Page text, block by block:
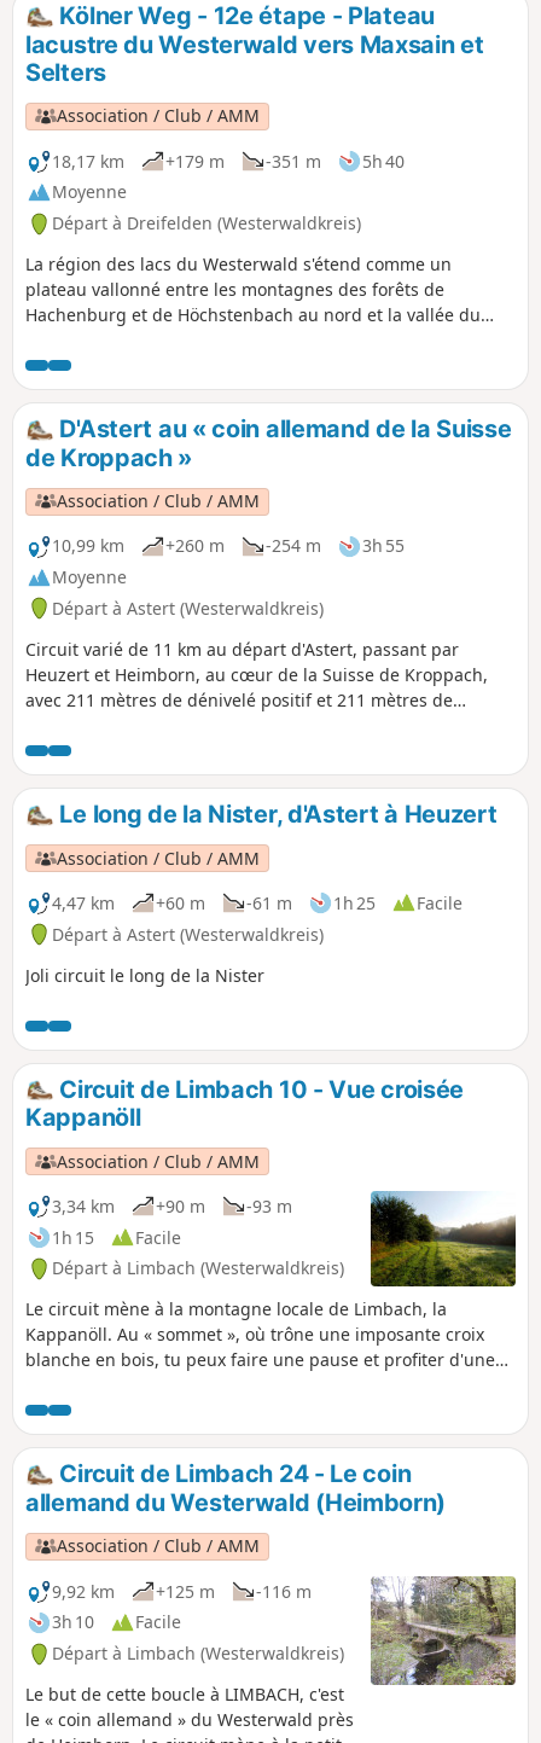
Kölner Weg - 12e étape - Plateau
lacustre du Westerwald vers Maxsain et
Selters
Association / Club / AMM
18,17 km
+179 m -351 m
5h 40
Moyenne
Départ à Dreifelden (Westerwaldkreis)
La région des lacs du Westerwald s'étend comme un
plateau vallonné entre les montagnes des forêts de
Hachenburg et de Höchstenbach au nord et la vallée du
du Dreifelder Weiher et traverse un paysage boisé
jusqu'aux lacs Haidenweiher, Brinkenweiher et Postweiher.
On continue jusqu'à Maxsain, on passe devant une belle
maison à colombages et on se dirige finalement vers
Selters.
D'Astert au « coin allemand de la Suisse
de Kroppach »
Association / Club / AMM
10,99 km
+260 m -254 m
3h 55
Moyenne
Départ à Astert (Westerwaldkreis)
Circuit varié de 11 km au départ d'Astert, passant par
Heuzert et Heimborn, au cœur de la Suisse de Kroppach,
avec 211 mètres de dénivelé positif et 211 mètres de
Grande Nister jusqu'au « coin allemand de la Suisse de
Kroppach » (confluence de la Grande et de la Petite Nister)
près de Heimborn, avant de revenir au point de départ à
Astert.Le long de la Nister, d'Astert à Heuzert
Association / Club / AMM
4,47 km
+60 m -61 m 1h 25
Facile
Départ à Astert (Westerwaldkreis)
Joli circuit le long de la Nister
Circuit de Limbach 10 - Vue croisée
Kappanöll
Association / Club / AMM
3,34 km
+90 m
-93 m
1h 15
Facile
Départ à Limbach (Westerwaldkreis)
Le circuit mène à la montagne locale de Limbach, la
Kappanöll. Au « sommet », où trône une imposante croix
blanche en bois, tu peux faire une pause et profiter d'une
Nister. La dernière étape sur le Druidensteig à travers la
basse vallée du Lehmbach te réserve un dernier moment
fort. Circuit de Limbach 24 - Le coin
allemand du Westerwald (Heimborn)
Association / Club / AMM
9,92 km
+125 m
-116 m
3h 10
Facile
Départ à Limbach (Westerwaldkreis)
Le but de cette boucle à LIMBACH, c'est
le « coin allemand » du Westerwald près